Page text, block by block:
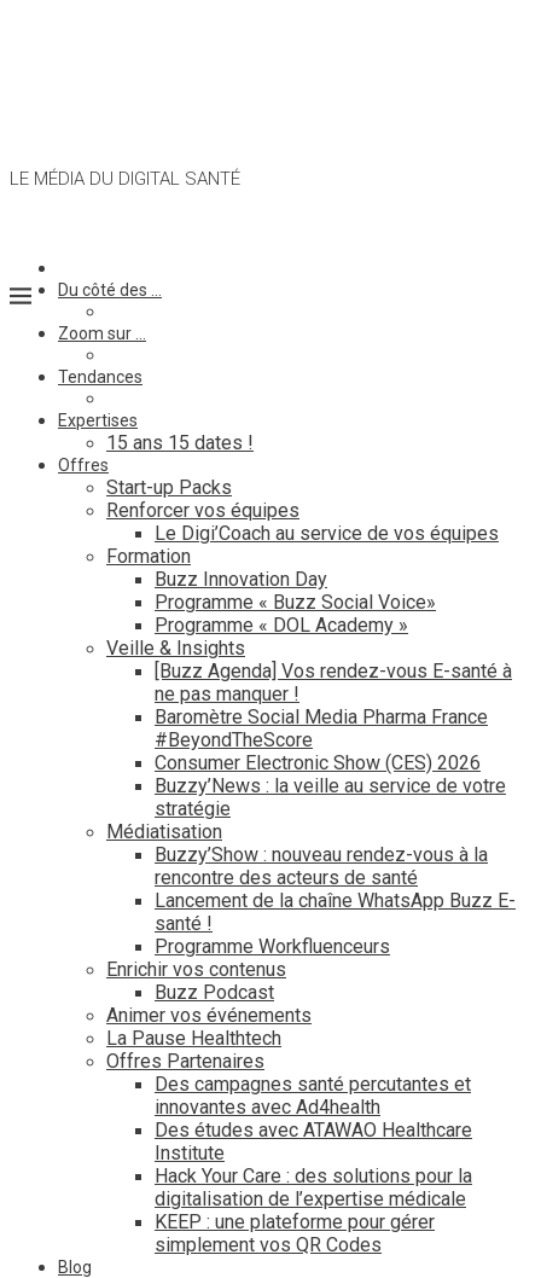
LE MÉDIA DU DIGITAL SANTÉ
Du côté des …
Zoom sur …
Tendances
Expertises
15 ans 15 dates !
Offres
Start-up Packs
Renforcer vos équipes
Le Digi’Coach au service de vos équipes
Formation
Buzz Innovation Day
Programme « Buzz Social Voice»
Programme « DOL Academy »
Veille & Insights
[Buzz Agenda] Vos rendez-vous E-santé à
ne pas manquer !
Baromètre Social Media Pharma France
#BeyondTheScore
Consumer Electronic Show (CES) 2026
Buzzy’News : la veille au service de votre
stratégie
Médiatisation
Buzzy’Show : nouveau rendez-vous à la
rencontre des acteurs de santé
Lancement de la chaîne WhatsApp Buzz E-
santé !
Programme Workfluenceurs
Enrichir vos contenus
Buzz Podcast
Animer vos événements
La Pause Healthtech
Offres Partenaires
Des campagnes santé percutantes et
innovantes avec Ad4health
Des études avec ATAWAO Healthcare
Institute
Hack Your Care : des solutions pour la
digitalisation de l’expertise médicale
KEEP : une plateforme pour gérer
simplement vos QR Codes
Blog